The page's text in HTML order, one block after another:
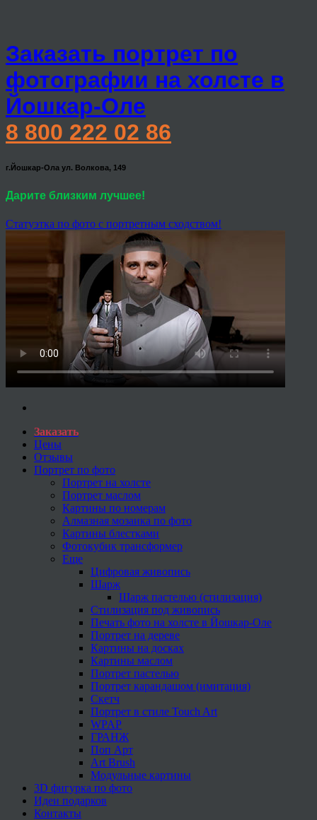
Заказать портрет по
фотографии на холсте в
Йошкар-Оле
8 800 222 02 86
г.Йошкар-Ола ул. Волкова, 149
Дарите близким лучшее!
Статуэтка по фото с портретным сходством!
Заказать
Цены
Отзывы
Портрет по фото
Портрет на холсте
Портрет маслом
Картины по номерам
Алмазная мозаика по фото
Картины блестками
Фотокубик трансформер
Еще
Цифровая живопись
Шарж
Шарж пастелью (стилизация)
Стилизация под живопись
Печать фото на холсте в Йошкар-Оле
Портрет на дереве
Картины на досках
Картины маслом
Портрет пастелью
Портрет карандашом (имитация)
Скетч
Портрет в стиле Touch Art
WPAP
ГРАНЖ
Поп Арт
Art Brush
Модульные картины
3D фигурка по фото
Идеи подарков
Контакты